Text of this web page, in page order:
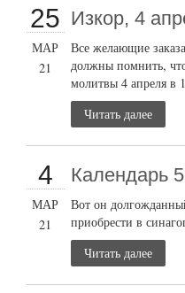
25
МАР
21
Изкор, 4
Все желающие
должны помнить,
молитвы 4 апреля в
Читать далее
4
МАР
21
Календарь
Вот он
приобрести в
Читать далее